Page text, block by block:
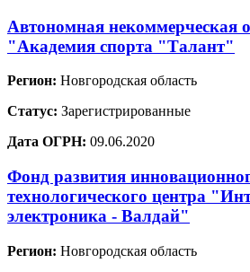
Автономная некоммерческая
"Академия спорта "Талант"
Регион: Новгородская область
Статус: Зарегистрированные
Дата ОГРН: 09.06.2020
Фонд развития
технологического центра
электроника - Валдай"
Регион: Новгородская область